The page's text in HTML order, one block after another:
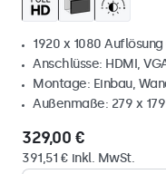
1920 x 1080
Anschlüsse: HDMI,
Montage: Einbau,
Außenmaße: 279 x
329,00 €
391,51 € inkl. MwSt.